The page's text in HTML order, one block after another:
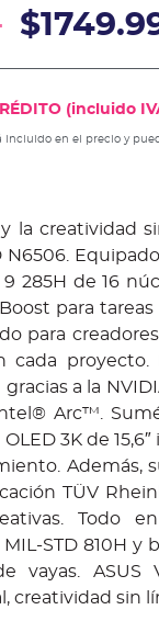
$
(incluido
incluido en el precio y
la creatividad
N6506.
285H de 16
para
para
cada
a la
Arc™.
3K de
Además,
TÜV
Todo
STD 810H y
vayas. ASUS
creatividad sin